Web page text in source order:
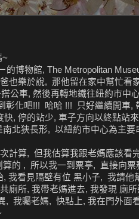
~
博物館, The Metropolitan
也樂於說, 那他留在家中幫忙看
公車, 然後再轉地鐵往紐約市中
彰化吧!!! 哈哈 !!! 只好繼續開車
, 停的站少, 車子方向以終點站
北狹長形, 以紐約市中心為主
計算, 但我估算我跟老媽應該
的 , 所以我一到票亭, 直接向
我看見隔壁有位 黑小子, 我請他
廁所, 我帶老媽進去, 我發現 廁
我矚老媽, 快點上, 我在門外面